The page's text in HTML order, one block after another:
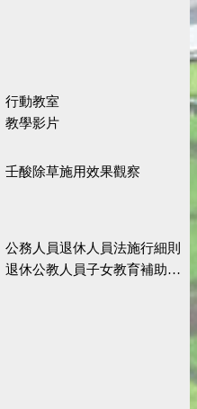
行動教室
教學影片
壬酸除草施用效果觀察
公務人員退休人員法施行細則
退休公教人員子女教育補助規定